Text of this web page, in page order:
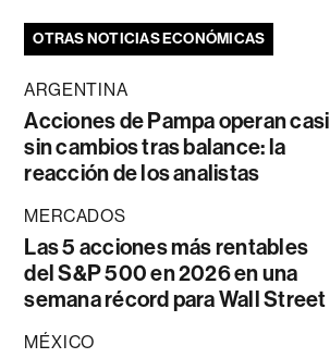
OTRAS NOTICIAS ECONÓMICAS
ARGENTINA
Acciones de Pampa operan casi
sin cambios tras balance: la
reacción de los analistas
MERCADOS
Las 5 acciones más rentables
del S&P 500 en 2026 en una
semana récord para Wall Street
MÉXICO